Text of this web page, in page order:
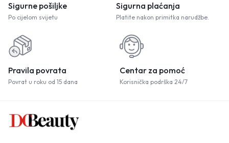
Sigurne pošiljke
Po cijelom svijetu
Sigurna plaćanja
Platite nakon primitka narudžbe.
Pravila povrata
Povrat u roku od 15 dana
Centar za pomoć
Korisnička podrška 24/7